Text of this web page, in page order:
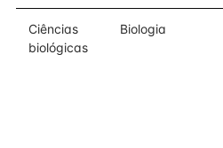
Ciências
biológicas
Biologia